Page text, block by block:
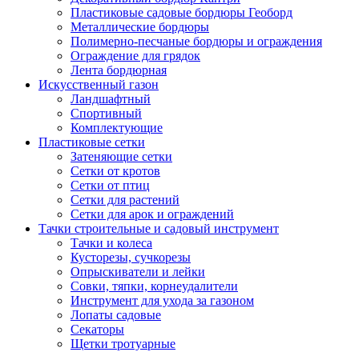
Пластиковые садовые бордюры Геоборд
Металлические бордюры
Полимерно-песчаные бордюры и ограждения
Ограждение для грядок
Лента бордюрная
Искусственный газон
Ландшафтный
Спортивный
Комплектующие
Пластиковые сетки
Затеняющие сетки
Сетки от кротов
Сетки от птиц
Сетки для растений
Сетки для арок и ограждений
Тачки строительные и садовый инструмент
Тачки и колеса
Кусторезы, сучкорезы
Опрыскиватели и лейки
Совки, тяпки, корнеудалители
Инструмент для ухода за газоном
Лопаты садовые
Секаторы
Щетки тротуарные